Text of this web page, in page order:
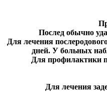
Послед обычно
Для лечения
дней. У больных
Для профилактики
Для лечения